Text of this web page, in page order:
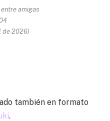
amigas
de 2026)
también en formato
.